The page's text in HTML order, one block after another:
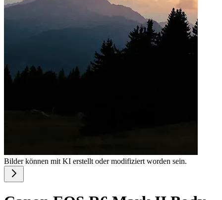
Bilder können mit KI erstellt oder modifiziert worden sein.